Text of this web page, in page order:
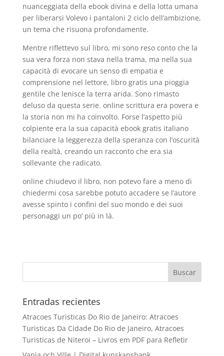
nuanceggiata della ebook divina e della lotta umana
per liberarsi Volevo i pantaloni 2 ciclo dell’ambizione,
un tema che risuona profondamente.
Mentre riflettevo sul libro, mi sono reso conto che la
sua vera forza non stava nella trama, ma nella sua
capacità di evocare un senso di empatia e
comprensione nel lettore, libro gratis una pioggia
gentile che lenisce la terra arida. Sono rimasto
deluso da questa serie. online scrittura era povera e
la storia non mi ha coinvolto. Forse l’aspetto più
colpiente era la sua capacità ebook gratis italiano
bilanciare la leggerezza della speranza con l’oscurità
della realtà, creando un racconto che era sia
sollevante che radicato.
online chiudevo il libro, non potevo fare a meno di
chiedermi cosa sarebbe potuto accadere se l’autore
avesse spinto i confini del suo mondo e dei suoi
personaggi un po’ più in là.
Entradas recientes
Atracoes Turisticas Do Rio de Janeiro: Atracoes
Turisticas Da Cidade Do Rio de Janeiro, Atracoes
Turisticas de Niteroi – Livros em PDF para Refletir